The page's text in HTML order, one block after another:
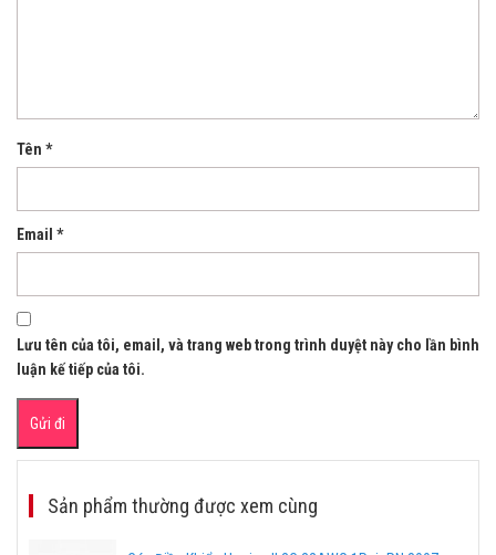
Tên *
Email *
Lưu tên của tôi, email, và trang web trong trình duyệt này cho lần bình
luận kế tiếp của tôi.
Sản phẩm thường được xem cùng